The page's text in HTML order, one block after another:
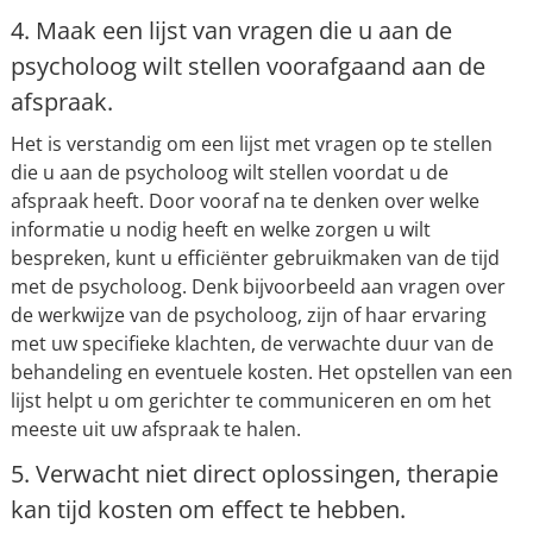
4. Maak een lijst van vragen die u aan de
psycholoog wilt stellen voorafgaand aan de
afspraak.
Het is verstandig om een lijst met vragen op te stellen
die u aan de psycholoog wilt stellen voordat u de
afspraak heeft. Door vooraf na te denken over welke
informatie u nodig heeft en welke zorgen u wilt
bespreken, kunt u efficiënter gebruikmaken van de tijd
met de psycholoog. Denk bijvoorbeeld aan vragen over
de werkwijze van de psycholoog, zijn of haar ervaring
met uw specifieke klachten, de verwachte duur van de
behandeling en eventuele kosten. Het opstellen van een
lijst helpt u om gerichter te communiceren en om het
meeste uit uw afspraak te halen.
5. Verwacht niet direct oplossingen, therapie
kan tijd kosten om effect te hebben.